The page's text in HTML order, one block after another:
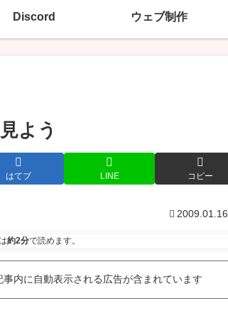
Discord ウェブ制作
よう
はてブ LINE コピー
2009.01.16
約2分で読めます。
内に自動表示される広告が含まれています